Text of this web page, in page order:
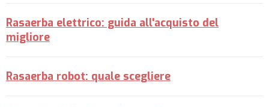
Rasaerba elettrico: guida all'acquisto del
migliore
Rasaerba robot: quale scegliere